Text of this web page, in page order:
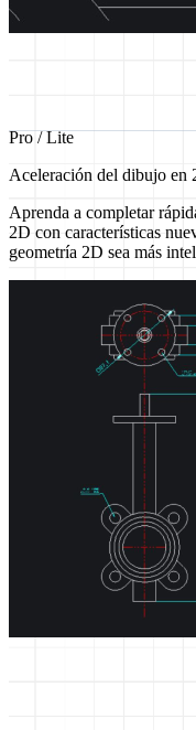
Pro / Lite
Aceleración del dibujo en
Aprenda a completar
2D con características
geometría 2D sea más